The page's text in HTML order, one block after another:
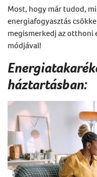
Most, hogy már tudod,
energiafogyasztás
megismerkedj az otthoni
módjával!
háztartásban: